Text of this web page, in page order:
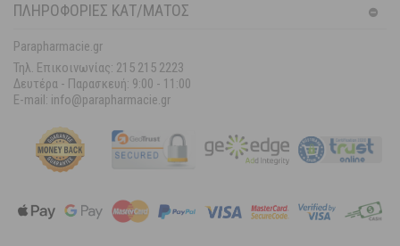
ΠΛΗΡΟΦΟΡΙΕΣ ΚΑΤ/ΜΑΤΟΣ
Parapharmacie.gr
Τηλ. Επικοινωνίας: 215 215 2223
Δευτέρα - Παρασκευή: 9:00 - 11:00
E-mail: info@parapharmacie.gr